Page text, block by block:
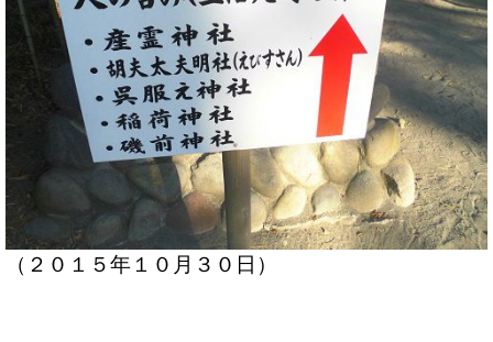
（２０１５年１０月３０日）